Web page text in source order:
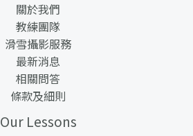
關於我們
教練團隊
滑雪攝影服務
最新消息
相關問答
條款及細則
Our Lessons